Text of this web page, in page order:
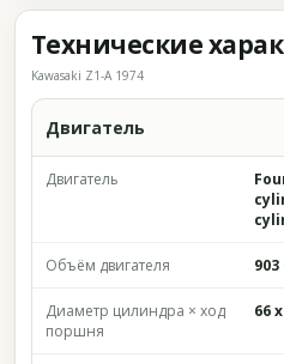
Технические
Kawasaki Z1-A 1974
Двигатель
Двигатель
Объём двигателя
Диаметр цилиндра × ход
поршня
66